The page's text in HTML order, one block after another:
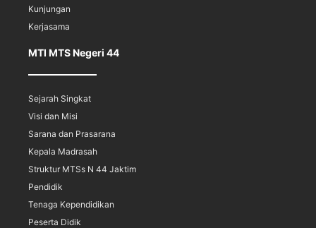
Kunjungan
Kerjasama
MTI MTS Negeri 44
Sejarah Singkat
Visi dan Misi
Sarana dan Prasarana
Kepala Madrasah
Struktur MTSs N 44 Jaktim
Pendidik
Tenaga Kependidikan
Peserta Didik